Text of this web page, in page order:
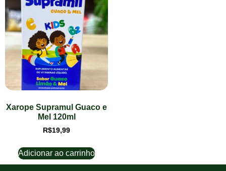
Xarope Supramul Guaco e
Mel 120ml
R$19,99
Adicionar ao carrinho